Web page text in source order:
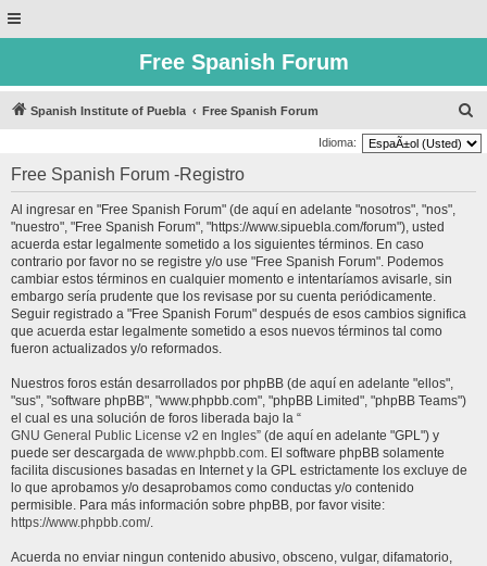
Free Spanish Forum
Spanish Institute of Puebla Free Spanish Forum
u
Idioma:
Free Spanish Forum -Registro
Al ingresar en "Free Spanish Forum" (de aquí en adelante "nosotros", "nos",
"nuestro", "Free Spanish Forum", "https://www.sipuebla.com/forum"), usted
acuerda estar legalmente sometido a los siguientes términos. En caso
contrario por favor no se registre y/o use "Free Spanish Forum". Podemos
cambiar estos términos en cualquier momento e intentaríamos avisarle, sin
embargo sería prudente que los revisase por su cuenta periódicamente.
Seguir registrado a "Free Spanish Forum" después de esos cambios significa
que acuerda estar legalmente sometido a esos nuevos términos tal como
fueron actualizados y/o reformados.
Nuestros foros están desarrollados por phpBB (de aquí en adelante "ellos",
"sus", "software phpBB", "www.phpbb.com", "phpBB Limited", "phpBB Teams")
el cual es una solución de foros liberada bajo la “
GNU General Public License v2 en Ingles” (de aquí en adelante "GPL") y
puede ser descargada de www.phpbb.com. El software phpBB solamente
facilita discusiones basadas en Internet y la GPL estrictamente los excluye de
lo que aprobamos y/o desaprobamos como conductas y/o contenido
permisible. Para más información sobre phpBB, por favor visite:
https://www.phpbb.com/.
Acuerda no enviar ningun contenido abusivo, obsceno, vulgar, difamatorio,